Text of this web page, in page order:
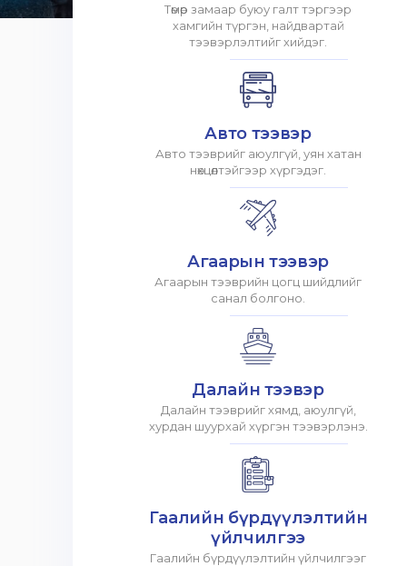
Төмөр замаар буюу галт тэргээр
хамгийн түргэн, найдвартай
тээвэрлэлтийг хийдэг.
Авто тээвэр
Авто тээврийг аюулгүй, уян хатан
нөхцөлтэйгээр хүргэдэг.
Агаарын тээвэр
Агаарын тээврийн цогц шийдлийг
санал болгоно.
Далайн тээвэр
Далайн тээврийг хямд, аюулгүй,
хурдан шуурхай хүргэн тээвэрлэнэ.
Гаалийн бүрдүүлэлтийн
үйлчилгээ
Гаалийн бүрдүүлэлтийн үйлчилгээг